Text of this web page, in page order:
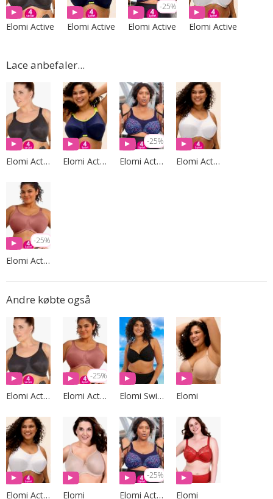
Elomi Active Elomi Active
-25%
Elomi Active Elomi Active
Lace anbefaler...
Elomi Active Elomi Active
-25%
Elomi Active Elomi Active
-25%
Elomi Active
Andre købte også
Elomi Active
-25%
Elomi Active Elomi Swim Elomi
Elomi Active Elomi
-25%
Elomi Active Elomi